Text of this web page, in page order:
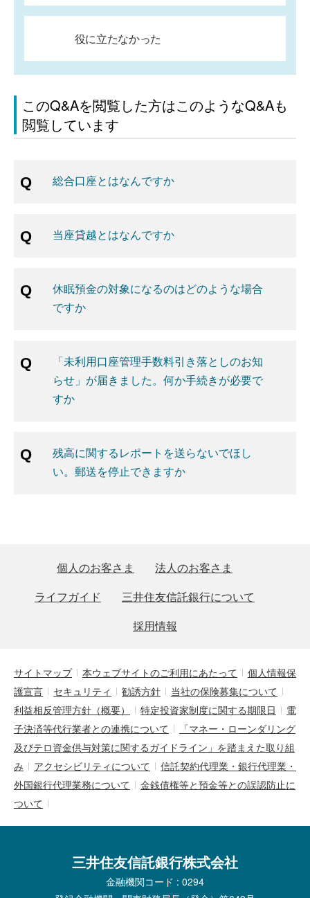
役に立たなかった
このQ&Aを閲覧した方はこのようなQ&Aも
閲覧しています
総合口座とはなんですか
当座貸越とはなんですか
休眠預金の対象になるのはどのような場合
ですか
「未利用口座管理手数料引き落としのお知
らせ」が届きました。何か手続きが必要で
すか
残高に関するレポートを送らないでほし
い。郵送を停止できますか
個人のお客さま
法人のお客さま
ライフガイド
三井住友信託銀行について
採用情報
サイトマップ 本ウェブサイトのご利用にあたって
個人情報保
護宣言
セキュリティ 勧誘方針
当社の保険募集について
利益相反管理方針（概要）
特定投資家制度に関する期限日
電
子決済等代行業者との連携について
「マネー・ローンダリング
及びテロ資金供与対策に関するガイドライン」を踏まえた取り組
み
アクセシビリティについて
信託契約代理業・銀行代理業・
外国銀行代理業務について
金銭債権等と預金等との誤認防止に
ついて
三井住友信託銀行株式会社
金融機関コード : 0294